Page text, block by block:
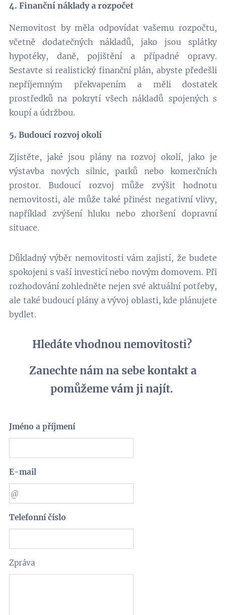
4. Finanční náklady a rozpočet
Nemovitost by měla odpovídat vašemu rozpočtu,
včetně dodatečných nákladů, jako jsou splátky
hypotéky, daně, pojištění a případné opravy.
Sestavte si realistický finanční plán, abyste předešli
nepříjemným překvapením a měli dostatek
prostředků na pokrytí všech nákladů spojených s
koupí a údržbou.
5. Budoucí rozvoj okolí
Zjistěte, jaké jsou plány na rozvoj okolí, jako je
výstavba nových silnic, parků nebo komerčních
prostor. Budoucí rozvoj může zvýšit hodnotu
nemovitosti, ale může také přinést negativní vlivy,
například zvýšení hluku nebo zhoršení dopravní
situace.
Důkladný výběr nemovitosti vám zajistí, že budete
spokojeni s vaší investicí nebo novým domovem. Při
rozhodování zohledněte nejen své aktuální potřeby,
ale také budoucí plány a vývoj oblasti, kde plánujete
bydlet.
Hledáte vhodnou nemovitosti?
Zanechte nám na sebe kontakt a
pomůžeme vám ji najít.
Jméno a příjmení
E-mail
Telefonní číslo
Zpráva